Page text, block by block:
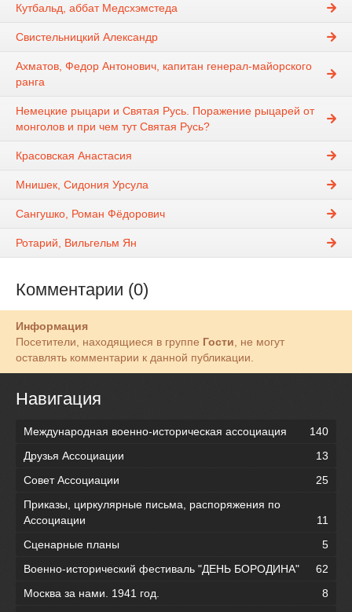
Кутбальд, аббат Медсхэмстеда
Свистельницкий Александр
Ахматов, Федор Антонович, капитан генерал-майорского
ранга
Немецкие рыцари и Святая Русь. Поражение рыцарей от
монголов и при чем тут Святая Русь?
Красовская Анастасия
Мнишек, Сидония Урсула
Сангушко, Роман Фёдорович
Ротарий, Вильгельм Ян
Комментарии (0)
Информация
Посетители, находящиеся в группе Гости , не могут
оставлять комментарии к данной публикации.
Навигация
Международная военно-историческая ассоциация
140
Друзья Ассоциации
13
Совет Ассоциации
25
Приказы, циркулярные письма, распоряжения по
Ассоциации
11
Сценарные планы
5
Военно-исторический фестиваль "ДЕНЬ БОРОДИНА"
62
Москва за нами. 1941 год.
8